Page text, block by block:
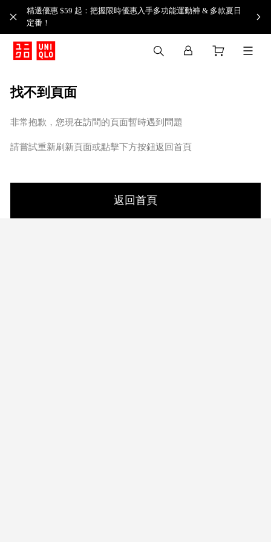
精選優惠 $59 起：把握限時優惠入手多功能運動褲 & 多款夏日
定番！​
找不到頁面
非常抱歉，您現在訪問的頁面暫時遇到問題
請嘗試重新刷新頁面或點擊下方按鈕返回首頁
返回首頁